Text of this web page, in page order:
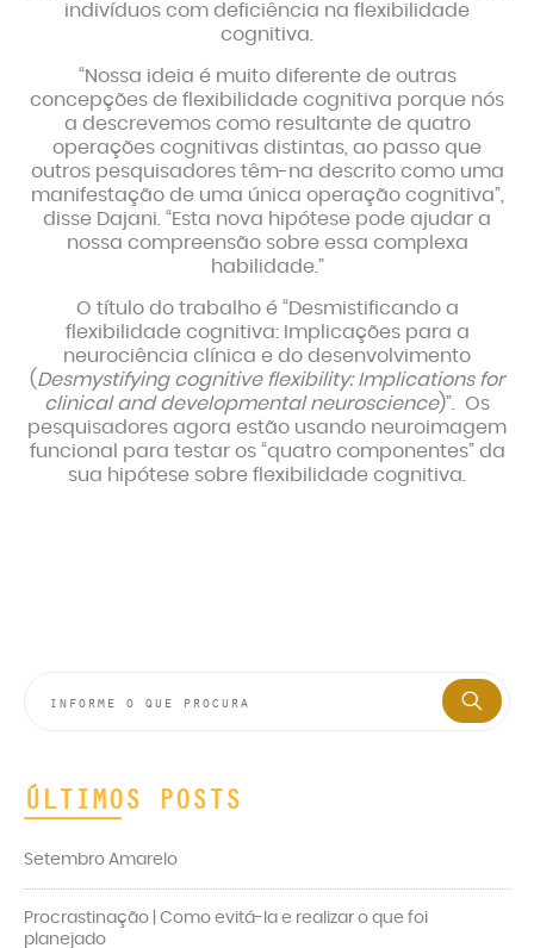
indivíduos com deficiência na flexibilidade
cognitiva.
“Nossa ideia é muito diferente de outras
concepções de flexibilidade cognitiva porque nós
a descrevemos como resultante de quatro
operações cognitivas distintas, ao passo que
outros pesquisadores têm-na descrito como uma
manifestação de uma única operação cognitiva”,
disse Dajani. “Esta nova hipótese pode ajudar a
nossa compreensão sobre essa complexa
habilidade.”
O título do trabalho é “Desmistificando a
flexibilidade cognitiva: Implicações para a
neurociência clínica e do desenvolvimento
( Desmystifying cognitive flexibility: Implications for
clinical and developmental neuroscience)”. Os
pesquisadores agora estão usando neuroimagem
funcional para testar os “quatro componentes” da
sua hipótese sobre flexibilidade cognitiva.
ÚLTIMOS POSTS
Setembro Amarelo
Procrastinação | Como evitá-la e realizar o que foi
planejado